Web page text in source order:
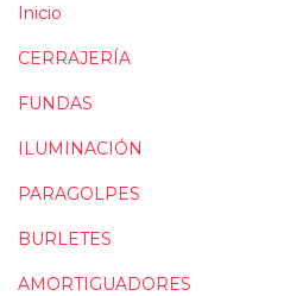
Inicio
CERRAJERÍA
FUNDAS
ILUMINACIÓN
PARAGOLPES
BURLETES
AMORTIGUADORES